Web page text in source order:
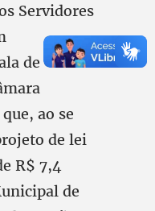
Servidores
de
ao se
de lei
R$ 7,4
de